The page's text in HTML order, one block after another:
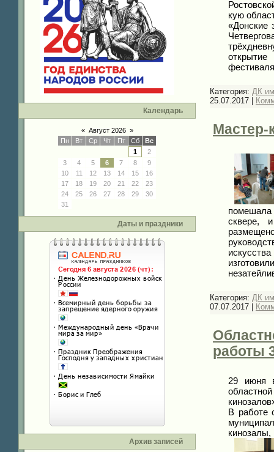
Календарь
« Август 2026 »
Пн
Вт Ср Чт Пт Сб
Вс
1
2
3
4 5 6 7 8
9
10
11 12 13 14 15
16
17
18 19 20 21 22
23
24
25 26 27 28 29
30
31
Даты и праздники
Архив записей
кую
«Донские
Категория: ДК
25.07.2017 |
помешала
сквере,
Категория: ДК
07.07.2017 |
работы
29 июня
В работе